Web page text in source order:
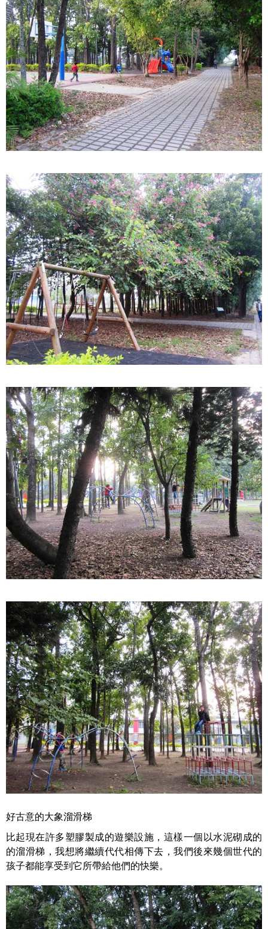
好古意的大象溜滑梯
比起現在許多塑膠製成的遊樂設施，這樣一個以水泥砌成的
的溜滑梯，我想將繼續代代相傳下去，我們後來幾個世代的
孩子都能享受到它所帶給他們的快樂。